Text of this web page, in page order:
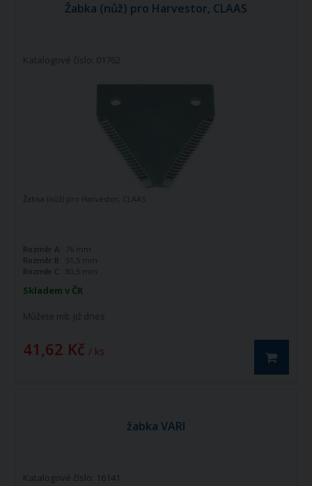
Žabka (nůž) pro Harvestor, CLAAS
Katalogové číslo: 01762
Skladem v ČR
Můžete mít: již dnes
41,62 Kč / ks
Žabka (nůž) pro Harvestor, CLAAS
Rozměr A:
76 mm
Rozměr B:
51,5 mm
Rozměr C:
80,5 mm
žabka VARI
Katalogové číslo: 16141